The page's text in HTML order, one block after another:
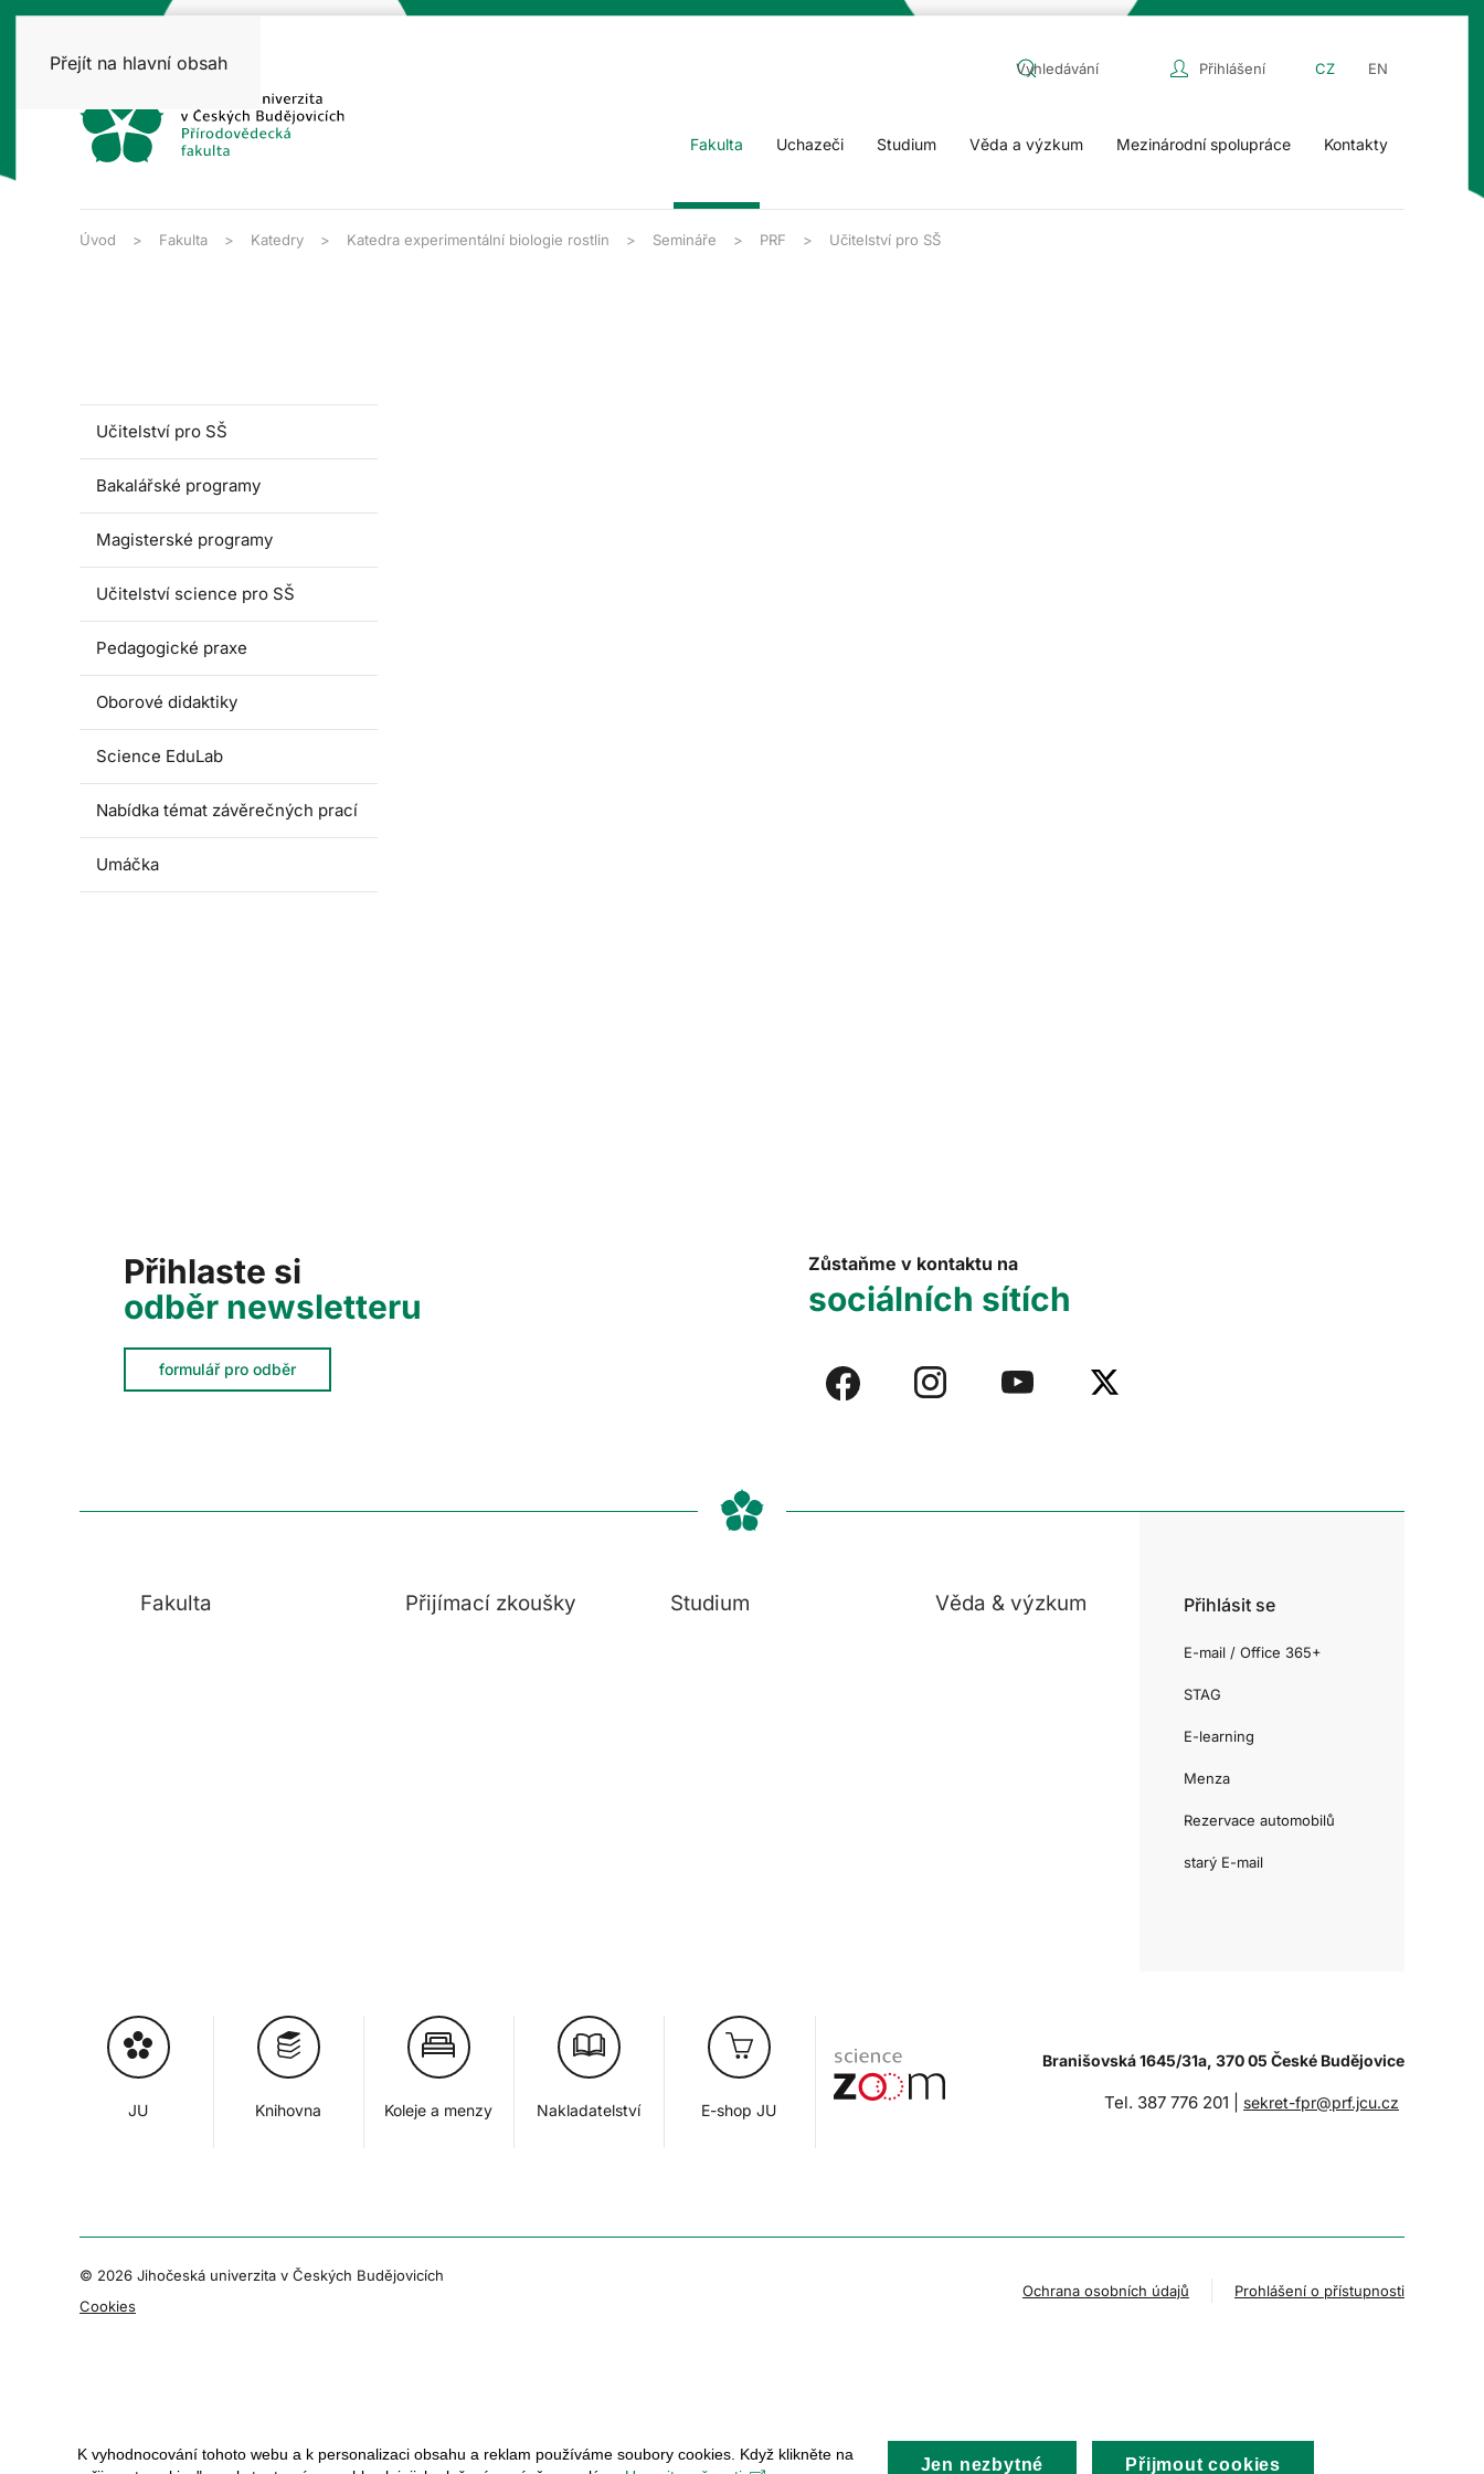
Přejít na hlavní obsah Přihlášení CZ EN
Fakulta Uchazeči Studium Věda a výzkum Mezinárodní spolupráce Kontakty
Úvod Fakulta Katedry Katedra experimentální biologie rostlin Semináře PRF Učitelství pro SŠ
Učitelství pro SŠ
Bakalářské programy
Magisterské programy
Učitelství science pro SŠ
Pedagogické praxe
Oborové didaktiky
Science EduLab
Nabídka témat závěrečných prací
Umáčka
Přihlaste si
odběr newsletteru
formulář pro odběr
Zůstaňme v kontaktu na
sociálních sítích
Fakulta Přijímací zkoušky Studium Věda & výzkum Přihlásit se
E-mail / Office 365+
STAG
E-learning
Menza
Rezervace automobilů
starý E-mail
JU Knihovna Koleje a menzy Nakladatelství E-shop JU
Branišovská 1645/31a, 370 05 České Budějovice
Tel. 387 776 201 | sekret-fpr@prf.jcu.cz
© 2026 Jihočeská univerzita v Českých Budějovicích
Cookies
Ochrana osobních údajů Prohlášení o přístupnosti
K vyhodnocování tohoto webu a k personalizaci obsahu a reklam používáme soubory cookies. Když klikněte na
Jen nezbytné Přijmout cookies